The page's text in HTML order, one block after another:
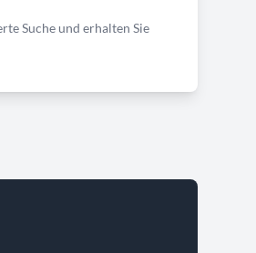
Suche und erhalten Sie